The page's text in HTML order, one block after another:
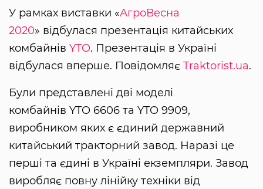
У рамках виставки «АгроВесна
2020» відбулася презентація китайських
комбайнів YTO. Презентація в Україні
відбулася вперше. Повідомляє Traktorist.ua.
Були представлені дві моделі
комбайнів YTO 6606 та YTO 9909,
виробником яких є єдиний державний
китайський тракторний завод. Наразі це
перші та єдині в Україні екземпляри. Завод
виробляє повну лінійку техніки від